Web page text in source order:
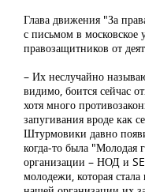
Глава движения "За
с письмом в московское
правозащитников от
– Их неслучайно
видимо, боится сейчас
хотя много
запугивания вроде как
Штурмовики давно
когда-то была "Молодая
организации – НОД и
молодежи, которая